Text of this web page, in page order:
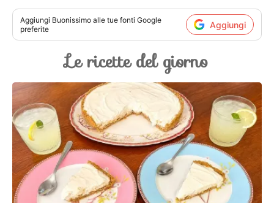
Aggiungi Buonissimo alle tue fonti Google
preferite
Aggiungi
Le ricette del giorno